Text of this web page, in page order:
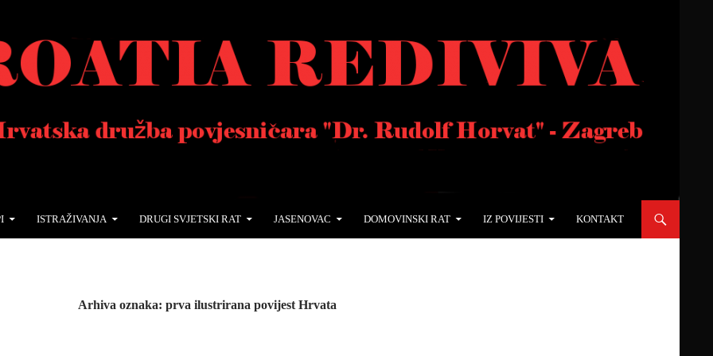
ISTRAŽIVANJA DRUGI SVJETSKI RAT JASENOVAC DOMOVINSKI RAT IZ POVIJESTI KONTAKT
Arhiva oznaka: prva ilustrirana povijest Hrvata